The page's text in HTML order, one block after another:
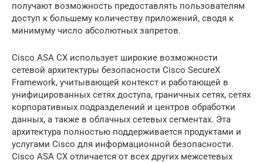
получают возможность предоставлять пользователям
доступ к большему количеству приложений, сводя к
минимуму число абсолютных запретов.
Cisco ASA CX использует широкие возможности
сетевой архитектуры безопасности Cisco SecureX
Framework, учитывающей контекст и работающей в
унифицированных сетях доступа, граничных сетях, сетях
корпоративных подразделений и центров обработки
данных, а также в облачных сетевых сегментах. Эта
архитектура полностью поддерживается продуктами и
услугами Cisco для информационной безопасности.
Cisco ASA CX отличается от всех других межсетевых